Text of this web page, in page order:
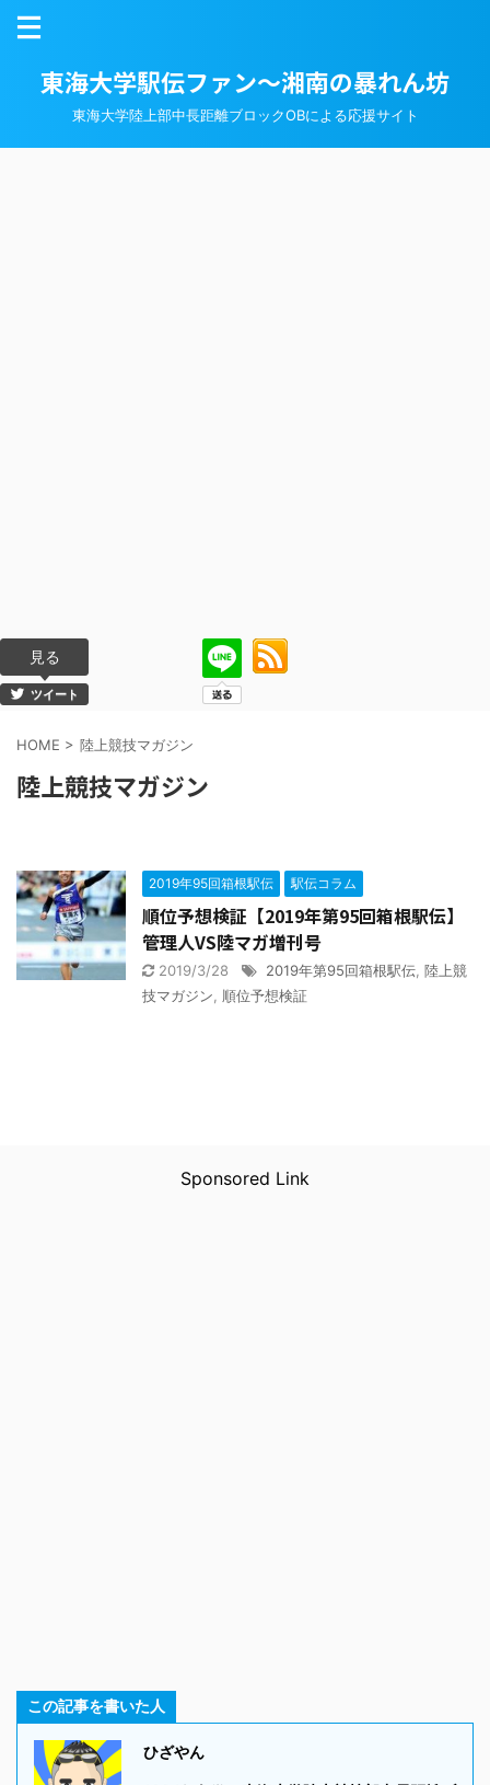
東海大学駅伝ファン～湘南の暴れん坊
東海大学陸上部中長距離ブロックOBによる応援サイト
見る
ツイート
HOME > 陸上競技マガジン
陸上競技マガジン
2019年95回箱根駅伝 駅伝コラム
順位予想検証【2019年第95回箱根駅伝】
管理人VS陸マガ増刊号
2019/3/28 2019年第95回箱根駅伝 陸上競
技マガジン
順位予想検証
Sponsored Link
この記事を書いた人
ひざやん